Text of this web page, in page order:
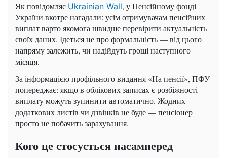
Як повідомляє Ukrainian Wall, у Пенсійному фонді
України вкотре нагадали: усім отримувачам пенсійних
виплат варто якомога швидше перевірити актуальність
своїх даних. Ідеться не про формальність — від цього
напряму залежить, чи надійдуть гроші наступного
місяця.
За інформацією профільного видання «На пенсії», ПФУ
попереджає: якщо в облікових записах є розбіжності —
виплату можуть зупинити автоматично. Жодних
додаткових листів чи дзвінків не буде — пенсіонер
просто не побачить зарахування.
Кого це стосується насамперед